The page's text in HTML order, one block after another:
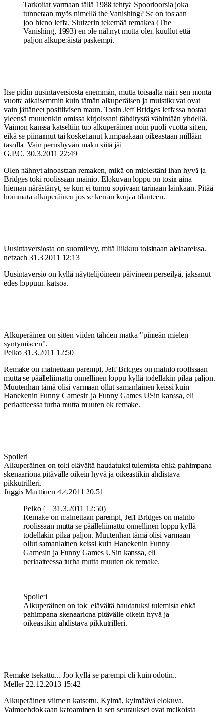
Tarkoitat varmaan tällä 1988 tehtyä Spoorloorsia joka
tunnetaan myös nimellä the Vanishing? Se on tosiaan
joo hieno leffa. Sluizerin tekemää remakea (The
Vanishing, 1993) en ole nähnyt mutta olen kuullut että
paljon alkuperäistä paskempi.
Itse pidin uusintaversiosta enemmän, mutta toisaalta näin sen monta
vuotta aikaisemmin kuin tämän alkuperäisen ja muistikuvat ovat
vain jättäneet positiivisen maun. Tosin Jeff Bridges leffassa nostaa
yleensä muutenkin omissa kirjoissani tähditystä vähintään yhdellä.
Vaimon kanssa katseltiin tuo alkuperäinen noin puoli vuotta sitten,
eikä se piinannut tai koskettanut kumpaakaan oikeastaan millään
tasolla. Vain perushyvän maku siitä jäi.
G.P.O. 30.3.2011 22:49
Olen nähnyt ainoastaan remaken, mikä on mielestäni ihan hyvä ja
Bridges toki roolissaan mainio. Elokuvan loppu on tosin aina
hieman närästänyt, se kun ei tunnu sopivaan tarinaan lainkaan. Pitää
hommata alkuperäinen jos se kerran korjaa tilanteen.
Uusintaversiosta on suomilevy, mitä liikkuu toisinaan alelaareissa.
netzach 31.3.2011 12:13
Uusintaversio on kyllä näyttelijöineen päivineen perseilyä, jaksanut
edes loppuun katsoa.
Alkuperäinen on sitten viiden tähden matka "pimeän mielen
syntymiseen".
Pelko 31.3.2011 12:50
Remake on mainettaan parempi, Jeff Bridges on mainio roolissaan
mutta se päälleliimattu onnellinen loppu kyllä todellakin pilaa paljon.
Muutenhan tämä olisi varmaan ollut samanlainen keissi kuin
Hanekenin Funny Gamesin ja Funny Games USin kanssa, eli
periaatteessa turha mutta muuten ok remake.
Spoileri
Alkuperäinen on toki elävältä haudatuksi tulemista ehkä pahimpana
skenaariona pitävälle oikein hyvä ja oikeastikin ahdistava
pikkutrilleri.
Juggis Marttinen 4.4.2011 20:51
Pelko (
31.3.2011 12:50)
Remake on mainettaan parempi, Jeff Bridges on mainio
roolissaan mutta se päälleliimattu onnellinen loppu kyllä
todellakin pilaa paljon. Muutenhan tämä olisi varmaan
ollut samanlainen keissi kuin Hanekenin Funny
Gamesin ja Funny Games USin kanssa, eli
periaatteessa turha mutta muuten ok remake.
Spoileri
Alkuperäinen on toki elävältä haudatuksi tulemista ehkä
pahimpana skenaariona pitävälle oikein hyvä ja
oikeastikin ahdistava pikkutrilleri.
Remake tsekattu... Joo kyllä se parempi oli kuin odotin..
Meller 22.12.2013 15:42
Alkuperäinen viimein katsottu. Kylmä, kylmäävä elokuva.
Vaimoehdokkaan katoaminen ja sen seuraukset ovat melkoista